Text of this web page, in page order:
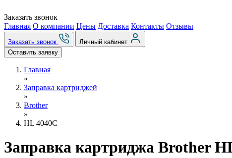
Заказать звонок
Главная О компании Цены Доставка Контакты Отзывы
Заказать звонок
Личный кабинет
Оставить заявку
Главная
»
Заправка картриджей
»
Brother
»
HL 4040C
Заправка картриджа Brother